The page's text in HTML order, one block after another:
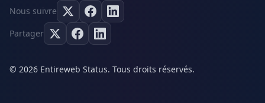
Nous suivre
Partager
© 2026 Entireweb Status. Tous droits réservés.